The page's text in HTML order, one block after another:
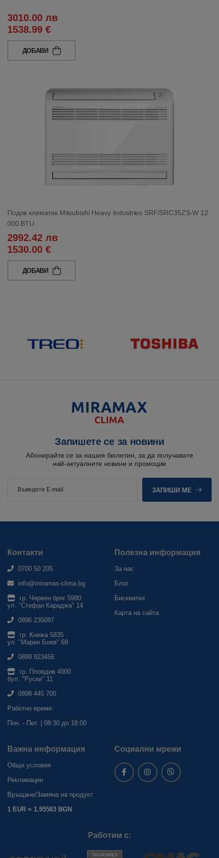
3010.00 лв
1538.99 €
ДОБАВИ
Подов климатик Mitsubishi Heavy Industries SRF/SRC35ZS-W 12
000 BTU
2992.42 лв
1530.00 €
ДОБАВИ
Запишете се за новини
Абонирайте се за нашия бюлетин, за да получавате
най-актуалните новини и промоции
ЗАПИШИ МЕ
Контакти
0700 50 205
info@miramax-clima.bg
гр. Червен бряг 5980
ул. "Стефан Караджа" 14
0896 235087
гр. Кнежа 5835
ул. "Марин Боев" 68
0899 823456
гр. Пловдив 4000
бул. "Руски" 11
0898 445 700
Работно време:
Пон. - Пет. | 08:30 до 18:00
Полезна информация
За нас
Блог
Бисквитки
Карта на сайта
Важна информация
Общи условия
Рекламации
Връщане/Замяна на продукт
1 EUR = 1.95583 BGN
Социални мрежи
Работим с: